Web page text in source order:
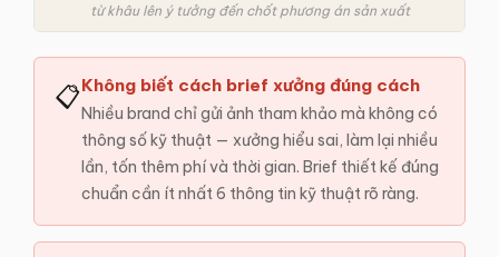
từ khâu lên ý tưởng đến chốt phương án sản xuất
📋Không biết cách brief xưởng đúng cách
Nhiều brand chỉ gửi ảnh tham khảo mà không có
thông số kỹ thuật — xưởng hiểu sai, làm lại nhiều
lần, tốn thêm phí và thời gian. Brief thiết kế đúng
chuẩn cần ít nhất 6 thông tin kỹ thuật rõ ràng.